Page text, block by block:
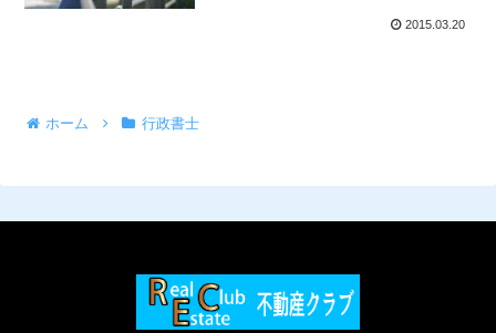
2015.03.20
ホーム 行政書士